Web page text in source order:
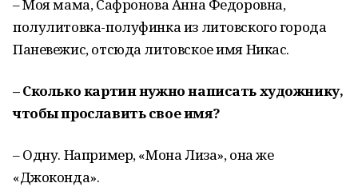
– Моя мама, Сафронова Анна Федоровна,
полулитовка-полуфинка из литовского города
Паневежис, отсюда литовское имя Никас.
– Сколько картин нужно написать художнику,
чтобы прославить свое имя?
– Одну. Например, «Мона Лиза», она же
«Джоконда».